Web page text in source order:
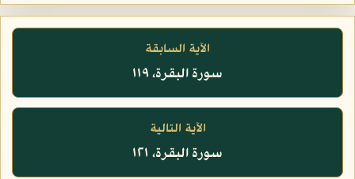
الآية السابقة
سورة البقرة، ١١٩
الآية التالية
سورة البقرة، ١٢١